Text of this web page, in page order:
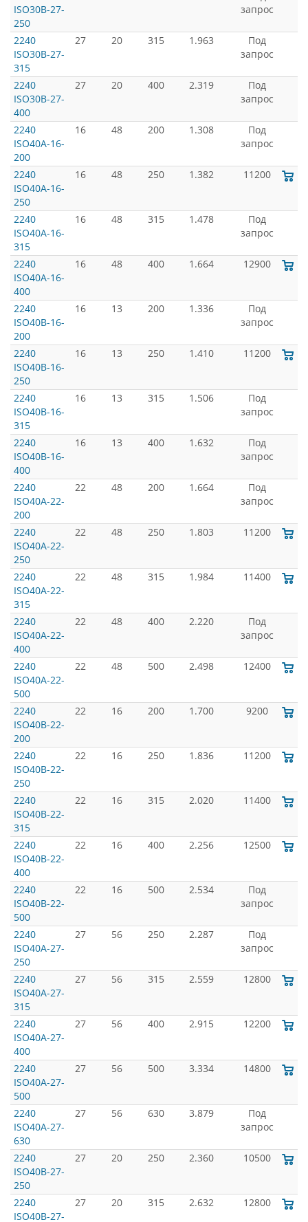
ISO30B-27-
250
запрос
2240
ISO30B-27-
315
27 20 315 1.963
Под
запрос
2240
ISO30B-27-
400
27 20 400 2.319
Под
запрос
2240
ISO40A-16-
200
16 48 200 1.308
Под
запрос
2240
ISO40A-16-
250
16 48 250 1.382 11200
2240
ISO40A-16-
315
16 48 315 1.478
Под
запрос
2240
ISO40A-16-
400
16 48 400 1.664 12900
2240
ISO40B-16-
200
16 13 200 1.336
Под
запрос
2240
ISO40B-16-
250
16 13 250 1.410 11200
2240
ISO40B-16-
315
16 13 315 1.506
Под
запрос
2240
ISO40B-16-
400
16 13 400 1.632
Под
запрос
2240
ISO40A-22-
200
22 48 200 1.664
Под
запрос
2240
ISO40A-22-
250
22 48 250 1.803 11200
2240
ISO40A-22-
315
22 48 315 1.984 11400
2240
ISO40A-22-
400
22 48 400 2.220
Под
запрос
2240
ISO40A-22-
500
22 48 500 2.498 12400
2240
ISO40B-22-
200
22 16 200 1.700 9200
2240
ISO40B-22-
250
22 16 250 1.836 11200
2240
ISO40B-22-
315
22 16 315 2.020 11400
2240
ISO40B-22-
400
22 16 400 2.256 12500
2240
ISO40B-22-
500
22 16 500 2.534
Под
запрос
2240
ISO40A-27-
250
27 56 250 2.287
Под
запрос
2240
ISO40A-27-
315
27 56 315 2.559 12800
2240
ISO40A-27-
400
27 56 400 2.915 12200
2240
ISO40A-27-
500
27 56 500 3.334 14800
2240
ISO40A-27-
630
27 56 630 3.879
Под
запрос
2240
ISO40B-27-
250
27 20 250 2.360 10500
2240
ISO40B-27-
27 20 315 2.632 12800